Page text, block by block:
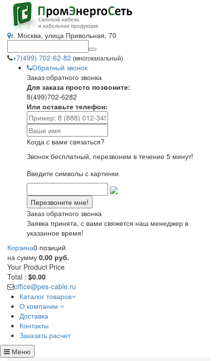
г. Москва, улица Привольная, 70
+7(499) 702-62-82 (многоканальный)
Обратный звонок
Заказ обратного звонка
Для заказа просто позвоните:
8(499)702-6282
Или оставьте телефон:
Когда с вами связаться?
Звонок бесплатный, перезвоним в течение 5 минут!
Введите символы с картинки
Заказ обратного звонка
Заявка принята, с вами свяжется наш менеджер в
указанное время!
Корзина0 позиций
на сумму 0,00 руб.
Your Product Price
Total : $0.00
office@pes-cable.ru
Каталог товаров
О компании
Доставка
Контакты
Заказать расчет
Меню